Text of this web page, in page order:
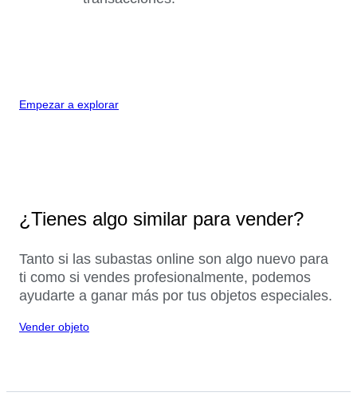
Empezar a explorar
¿Tienes algo similar para vender?
Tanto si las subastas online son algo nuevo para
ti como si vendes profesionalmente, podemos
ayudarte a ganar más por tus objetos especiales.
Vender objeto